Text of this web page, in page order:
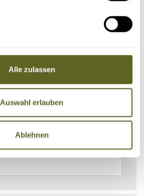
Alle zulassen
Auswahl erlauben
Ablehnen